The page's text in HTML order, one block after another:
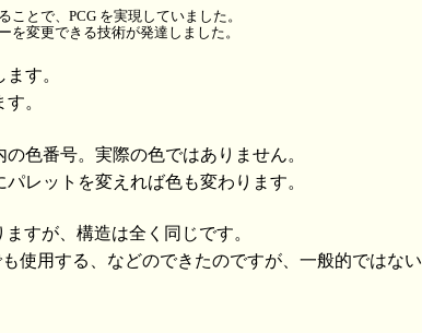
とで、PCG を実現していました。
を変更できる技術が発達しました。
す。
。
色番号。実際の色ではありません。
レットを変えれば色も変わります。
すが、構造は全く同じです。
使用する、などのできたのですが、一般的ではない